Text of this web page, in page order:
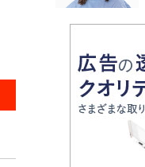
るための人生
メントベス
「宇宙兄弟
開発への関
版には「宇
Book Bang
「不意に涙
た“13歳の
シーコーデ